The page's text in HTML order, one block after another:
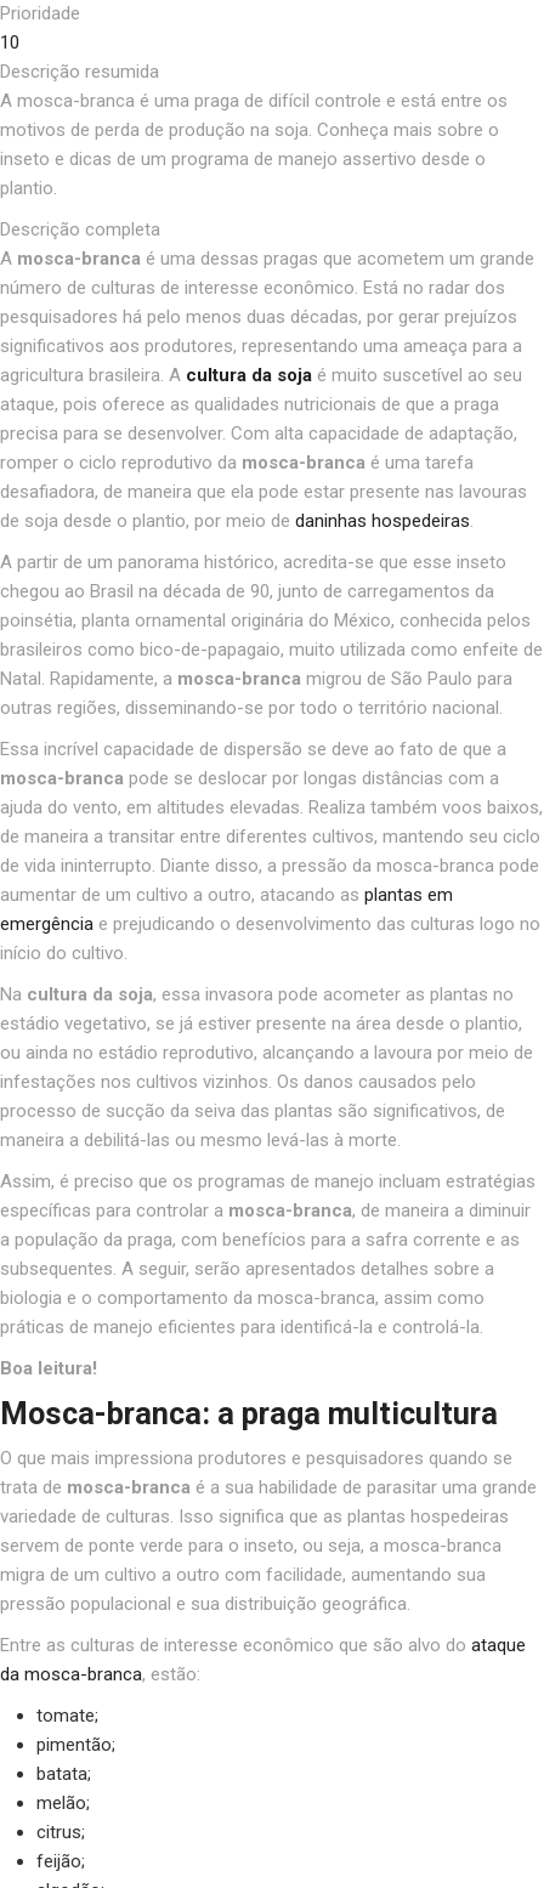
Prioridade
10
Descrição resumida
A mosca-branca é uma praga de difícil controle e está entre os
motivos de perda de produção na soja. Conheça mais sobre o
inseto e dicas de um programa de manejo assertivo desde o
plantio.
Descrição completa
A mosca-branca é uma dessas pragas que acometem um grande
número de culturas de interesse econômico. Está no radar dos
pesquisadores há pelo menos duas décadas, por gerar prejuízos
significativos aos produtores, representando uma ameaça para a
agricultura brasileira. A cultura da soja é muito suscetível ao seu
ataque, pois oferece as qualidades nutricionais de que a praga
precisa para se desenvolver. Com alta capacidade de adaptação,
romper o ciclo reprodutivo da mosca-branca é uma tarefa
desafiadora, de maneira que ela pode estar presente nas lavouras
de soja desde o plantio, por meio de daninhas hospedeiras.
A partir de um panorama histórico, acredita-se que esse inseto
chegou ao Brasil na década de 90, junto de carregamentos da
poinsétia, planta ornamental originária do México, conhecida pelos
brasileiros como bico-de-papagaio, muito utilizada como enfeite de
Natal. Rapidamente, a mosca-branca migrou de São Paulo para
outras regiões, disseminando-se por todo o território nacional.
Essa incrível capacidade de dispersão se deve ao fato de que a
mosca-branca pode se deslocar por longas distâncias com a
ajuda do vento, em altitudes elevadas. Realiza também voos baixos,
de maneira a transitar entre diferentes cultivos, mantendo seu ciclo
de vida ininterrupto. Diante disso, a pressão da mosca-branca pode
aumentar de um cultivo a outro, atacando as plantas em
emergência e prejudicando o desenvolvimento das culturas logo no
início do cultivo.
Na cultura da soja, essa invasora pode acometer as plantas no
estádio vegetativo, se já estiver presente na área desde o plantio,
ou ainda no estádio reprodutivo, alcançando a lavoura por meio de
infestações nos cultivos vizinhos. Os danos causados pelo
processo de sucção da seiva das plantas são significativos, de
maneira a debilitá-las ou mesmo levá-las à morte.
Assim, é preciso que os programas de manejo incluam estratégias
específicas para controlar a mosca-branca, de maneira a diminuir
a população da praga, com benefícios para a safra corrente e as
subsequentes. A seguir, serão apresentados detalhes sobre a
biologia e o comportamento da mosca-branca, assim como
práticas de manejo eficientes para identificá-la e controlá-la.
Boa leitura!
Mosca-branca: a praga multicultura
O que mais impressiona produtores e pesquisadores quando se
trata de mosca-branca é a sua habilidade de parasitar uma grande
variedade de culturas. Isso significa que as plantas hospedeiras
servem de ponte verde para o inseto, ou seja, a mosca-branca
migra de um cultivo a outro com facilidade, aumentando sua
pressão populacional e sua distribuição geográfica.
Entre as culturas de interesse econômico que são alvo do ataque
da mosca-branca, estão:
tomate;
pimentão;
batata;
melão;
citrus;
feijão;